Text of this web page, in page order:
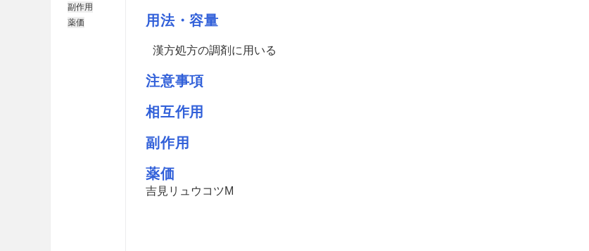
副作用
薬価
用法・容量
漢方処方の調剤に用いる
注意事項
相互作用
副作用
薬価
吉見リュウコツM